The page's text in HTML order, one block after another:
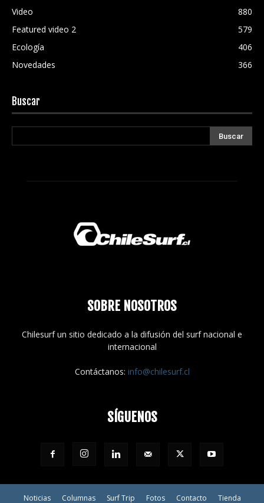
Video
880
Featured video 2
579
Ecología
406
Novedades
366
Buscar
SOBRE NOSOTROS
Chilesurf un sitio dedicado a la difusión del surf nacional e
internacional
Contáctanos: info@chilesurf.cl
SÍGUENOS
Noticias Columnas Surf Trip Fotos Contacto Tienda